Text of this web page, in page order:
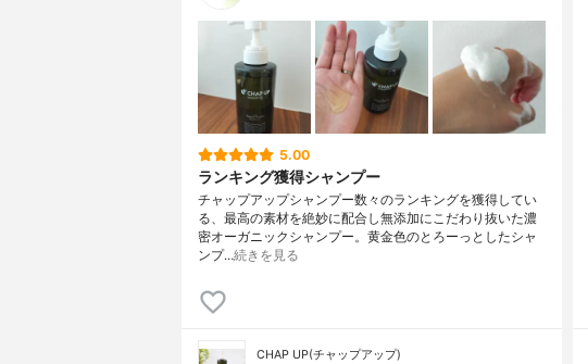
5.00
ランキング獲得シャンプー
チャップアップシャンプー数々のランキングを獲得してい
る、最高の素材を絶妙に配合し無添加にこだわり抜いた濃
密オーガニックシャンプー。黄金色のとろーっとしたシャ
ンプ…続きを見る
CHAP UP(チャップアップ)